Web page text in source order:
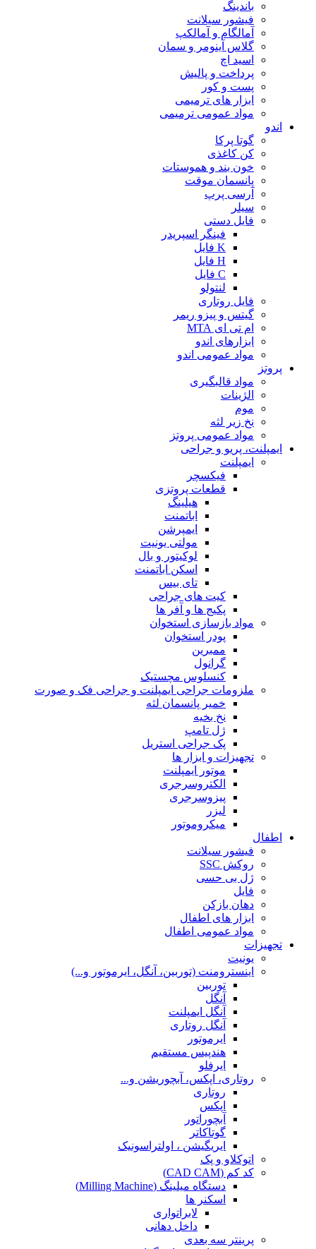
باندینگ
فیشور سیلانت
آمالگام و آمالکپ
گلاس آینومر و سمان
اسید اچ
پرداخت و پالیش
پست و کور
ابزار های ترمیمی
مواد عمومی ترمیمی
اندو
گوتا پرکا
کن کاغذی
خون بند و هموستات
پانسمان موقت
آرسی پرپ
سیلر
فایل دستی
فینگر اسپریدر
K فایل
H فایل
C فایل
لنتولو
فایل روتاری
گیتس و پیزو ریمر
ام تی ای MTA
ابزارهای اندو
مواد عمومی اندو
پروتز
مواد قالبگیری
الژینات
موم
نخ زیر لثه
مواد عمومی پروتز
ایمپلنت، پریو و جراحی
ایمپلنت
فیکسچر
قطعات پروتزی
هیلینگ
اباتمنت
ایمپرشن
مولتی یونیت
لوکیتور و بال
اسکن اباتمنت
تای بیس
کیت های جراحی
پکیج ها و آفر ها
مواد بازسازی استخوان
پودر استخوان
ممبرین
گرانول
کنسلوس مچستیک
ملزومات جراحی ایمپلنت و جراحی فک و صورت
خمیر پانسمان لثه
نخ بخیه
ژل تامپ
پک جراحی استریل
تجهیزات و ابزار ها
موتور ایمپلنت
الکتروسرجری
پیزوسرجری
لیزر
میکروموتور
اطفال
فیشور سیلانت
روکش SSC
ژل بی حسی
فایل
دهان بازکن
ابزار های اطفال
مواد عمومی اطفال
تجهیزات
یونیت
اینسترومنت (توربین، آنگل، ایرموتور و...)
توربین
آنگل
آنگل ایمپلنت
آنگل روتاری
ایرموتور
هندپیس مستقیم
ایرفلو
روتاری، اپکس، آبچوریشن و...
روتاری
اپکس
آبچوراتور
گوتاکاتر
ایریگیشن ، اولتراسونیک
اتوکلاو و پک
کد کم (CAD CAM)
دستگاه میلینگ (Milling Machine)
اسکنر ها
لابراتواری
داخل دهانی
پرینتر سه بعدی